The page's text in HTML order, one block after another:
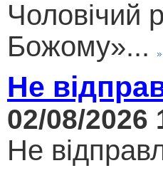
Чоловічий
Божому»...
Не
02/08/2026
Не